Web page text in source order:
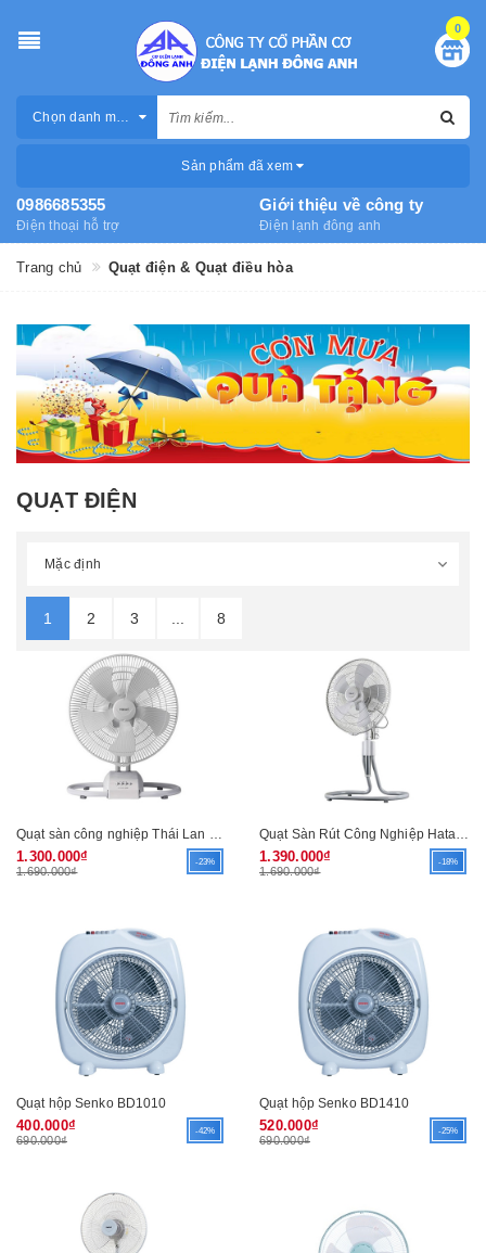
0
Chọn danh mục
Sản phẩm đã xem
0986685355
Điện thoại hỗ trợ
Giới thiệu về công ty
Điện lạnh đông anh
Trang chủ Quạt điện & Quạt điều hòa
QUẠT ĐIỆN
1 2 3 8
1.300.000₫
1.690.000₫
-23% 1.390.000₫
1.690.000₫
-18%
Quạt hộp Senko BD1010
400.000₫
690.000₫
-42%
Quạt hộp Senko BD1410
520.000₫
690.000₫
-25%